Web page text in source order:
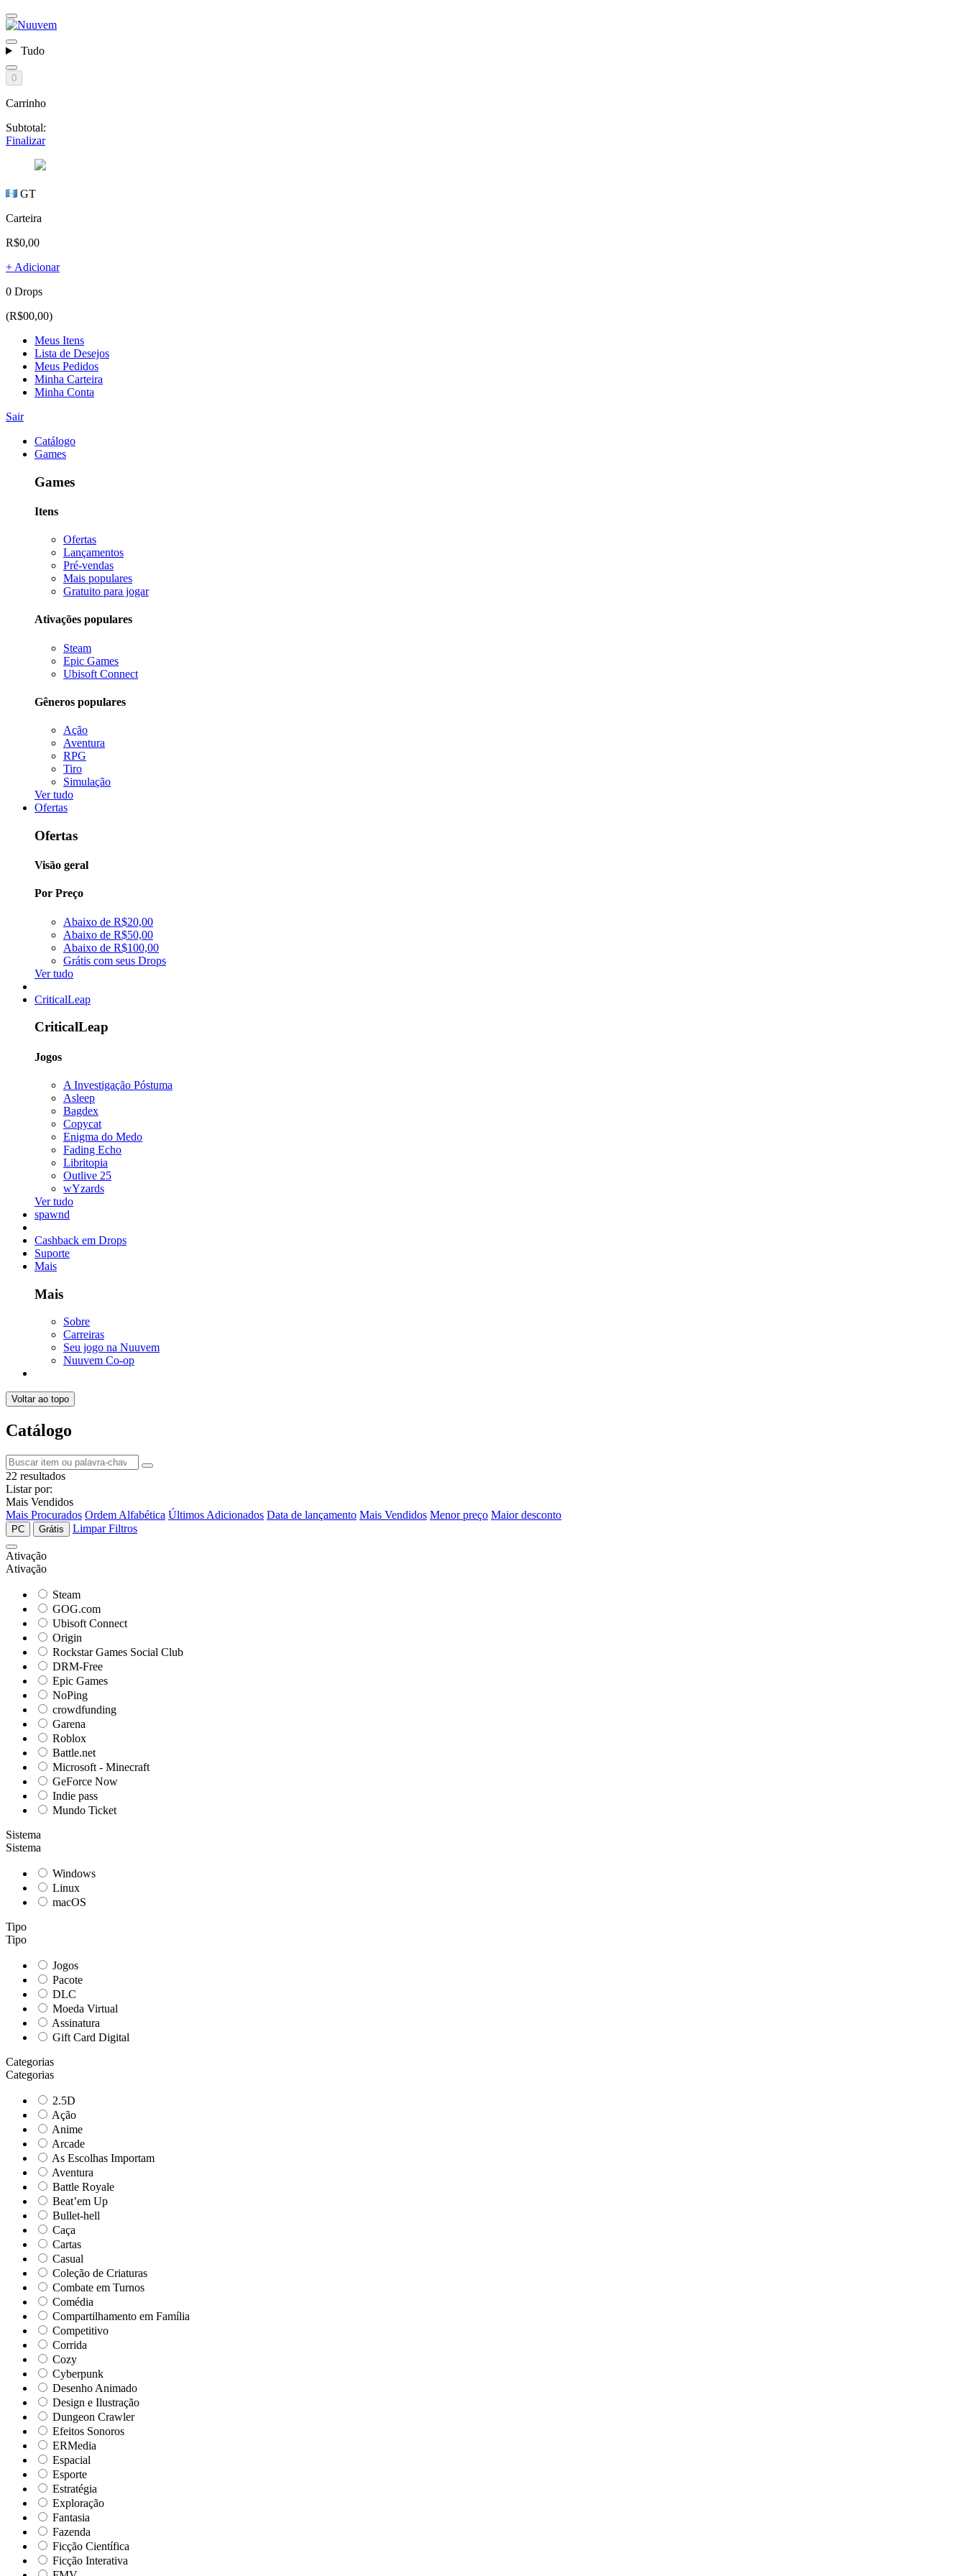
Tudo
0
Carrinho
Subtotal:
Finalizar
GT
Carteira
R$0,00
+ Adicionar
0 Drops
(R$00,00)
Meus Itens
Lista de Desejos
Meus Pedidos
Minha Carteira
Minha Conta
Sair
Catálogo
Games
Games
Itens
Ofertas
Lançamentos
Pré-vendas
Mais populares
Gratuito para jogar
Ativações populares
Steam
Epic Games
Ubisoft Connect
Gêneros populares
Ação
Aventura
RPG
Tiro
Simulação
Ver tudo
Ofertas
Ofertas
Visão geral
Por Preço
Abaixo de R$20,00
Abaixo de R$50,00
Abaixo de R$100,00
Grátis com seus Drops
Ver tudo
CriticalLeap
CriticalLeap
Jogos
A Investigação Póstuma
Asleep
Bagdex
Copycat
Enigma do Medo
Fading Echo
Libritopia
Outlive 25
wYzards
Ver tudo
spawnd
Cashback em Drops
Suporte
Mais
Mais
Sobre
Carreiras
Seu jogo na Nuuvem
Nuuvem Co-op
Voltar ao topo
Catálogo
22 resultados
Listar por:
Mais Vendidos
Mais Procurados Ordem Alfabética Últimos Adicionados Data de lançamento Mais Vendidos Menor preço Maior desconto
PC Grátis Limpar Filtros
Ativação
Ativação
Steam
GOG.com
Ubisoft Connect
Origin
Rockstar Games Social Club
DRM-Free
Epic Games
NoPing
crowdfunding
Garena
Roblox
Battle.net
Microsoft - Minecraft
GeForce Now
Indie pass
Mundo Ticket
Sistema
Sistema
Windows
Linux
macOS
Tipo
Tipo
Jogos
Pacote
DLC
Moeda Virtual
Assinatura
Gift Card Digital
Categorias
Categorias
2.5D
Ação
Anime
Arcade
As Escolhas Importam
Aventura
Battle Royale
Beat’em Up
Bullet-hell
Caça
Cartas
Casual
Coleção de Criaturas
Combate em Turnos
Comédia
Compartilhamento em Família
Competitivo
Corrida
Cozy
Cyberpunk
Desenho Animado
Design e Ilustração
Dungeon Crawler
Efeitos Sonoros
ERMedia
Espacial
Esporte
Estratégia
Exploração
Fantasia
Fazenda
Ficção Científica
Ficção Interativa